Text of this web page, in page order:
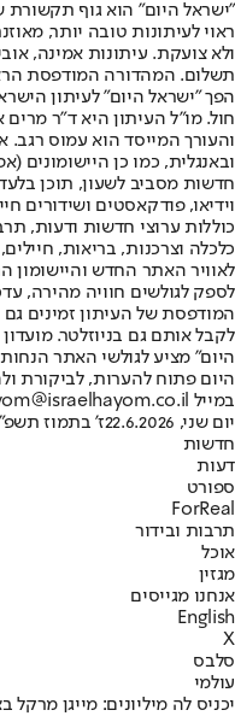
"ישראל היום" הוא גוף תקשורת
ראוי לעיתונות טובה יותר,
ולא צועקת. עיתונות אמינה,
הפך "ישראל היום" לעיתון
חול. מו"ל העיתון היא ד"ר
והעורך המייסד הוא עמוס
חדשות מסביב לשעון, תוכן
וידיאו, פודקאסטים ושידורים
כוללות ערוצי חדשות ודעות,
לאוויר האתר החדש
לספק לגולשים חוויה מהירה,
המודפסת של העיתון זמינים
לקבל אותם גם בניוזלטר.
היום" מציע לגולשי האתר
היום פתוח להערות, לביקורת
במייל hayom@israelhayom.co.il.
יום שני, 22.6.2026
ז' בתמוז
חדשות
דעות
ספורט
ForReal
תרבות ובידור
אוכל
מגזין
אנחנו מגייסים
English
X
סלבס
עולמי
יכניס לה מיליונים: מייגן